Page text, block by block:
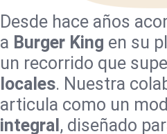
Desde hace años
a Burger King en su
un recorrido que
locales. Nuestra
articula como un
integral , diseñado